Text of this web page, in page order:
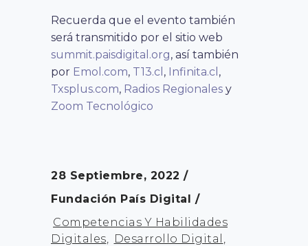
Recuerda que el evento también
será transmitido por el sitio web
summit.paisdigital.org, así también
por Emol.com, T13.cl , Infinita.cl ,
Txsplus.com, Radios Regionales y
Zoom Tecnológico
28 Septiembre, 2022
Fundación País Digital
Competencias Y Habilidades
Digitales, Desarrollo Digital ,